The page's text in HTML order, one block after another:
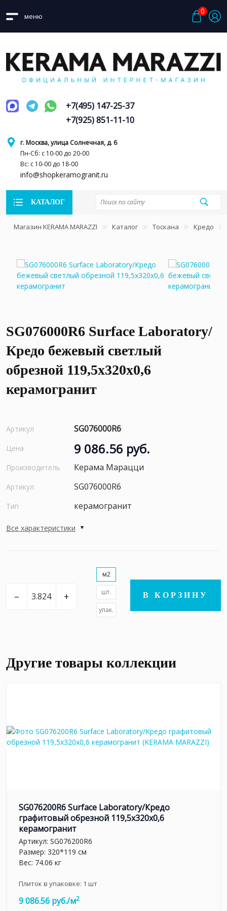
меню
0
г. Москва, улица Солнечная, д. 6
Пн-Сб: с 10-00 до 20-00
Вс: с 10-00 до 18-00
info@shopkeramogranit.ru
+7(495) 147-25-37
+7(925) 851-11-10
КАТАЛОГ
Магазин KERAMA MARAZZI Каталог Тоскана Кредо
SG076000R6 Surface Laboratory/
Кредо бежевый светлый
обрезной 119,5x320x0,6
керамогранит
Артикул SG076000R6
Цена 9 086.56 руб.
Производитель Керама Марацци
Артикул SG076000R6
Тип керамогранит
Все характеристики
– +
м2
шт.
упак.
В КОРЗИНУ
Другие товары коллекции
SG076200R6 Surface Laboratory/Кредо
графитовый обрезной 119,5x320x0,6
керамогранит
Артикул: SG076200R6
Размер: 320*119 см
Вес: 74.06 кг
Плиток в упаковке: 1 шт
9 086.56 руб./м2